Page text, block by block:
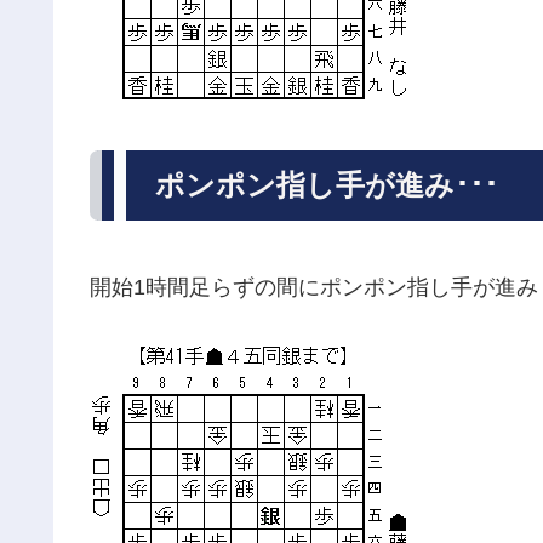
ポンポン指し手が進み･･･
開始1時間足らずの間にポンポン指し手が進